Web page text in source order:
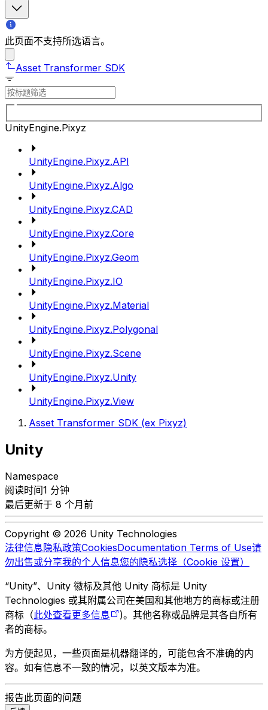
此页面不支持所选语言。
Asset Transformer SDK
UnityEngine.Pixyz
UnityEngine.Pixyz.API
UnityEngine.Pixyz.Algo
UnityEngine.Pixyz.CAD
UnityEngine.Pixyz.Core
UnityEngine.Pixyz.Geom
UnityEngine.Pixyz.IO
UnityEngine.Pixyz.Material
UnityEngine.Pixyz.Polygonal
UnityEngine.Pixyz.Scene
UnityEngine.Pixyz.Unity
UnityEngine.Pixyz.View
Asset Transformer SDK (ex Pixyz)
Unity
Namespace
阅读时间1 分钟
最后更新于 8 个月前
Copyright © 2026 Unity Technologies
法律信息隐私政策CookiesDocumentation Terms of Use请
勿出售或分享我的个人信息您的隐私选择（Cookie 设置）
“Unity”、Unity 徽标及其他 Unity 商标是 Unity
Technologies 或其附属公司在美国和其他地方的商标或注册
商标（此处查看更多信息
)。其他名称或品牌是其各自所有
者的商标。
为方便起见，一些页面是机器翻译的，可能包含不准确的内
容。如有信息不一致的情况，以英文版本为准。
报告此页面的问题